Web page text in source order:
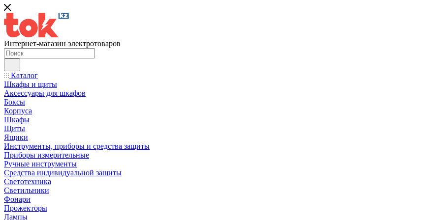
Интернет-магазин электротоваров
Каталог
Шкафы и щиты
Аксессуары для шкафов
Боксы
Корпуса
Шкафы
Щиты
Ящики
Инструменты, приборы и средства защиты
Приборы измерительные
Ручные инструменты
Средства индивидуальной защиты
Светотехника
Светильники
Фонари
Прожекторы
Лампы